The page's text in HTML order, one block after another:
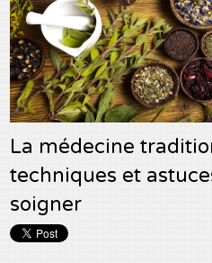
La médecine
techniques et
soigner